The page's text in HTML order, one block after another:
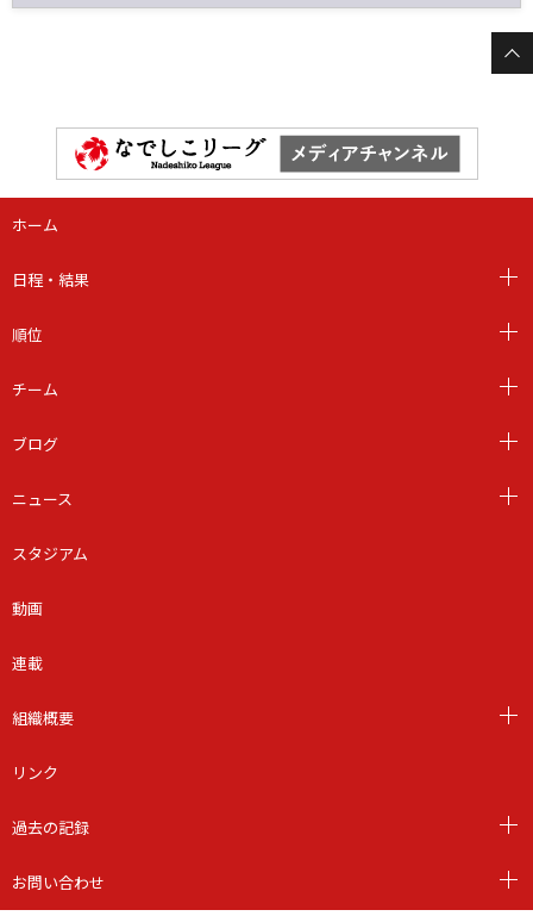
ホーム
日程・結果
順位
チーム
ブログ
ニュース
スタジアム
動画
連載
組織概要
リンク
過去の記録
お問い合わせ